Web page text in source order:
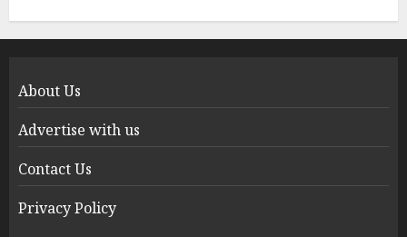
About Us
Advertise with us
Contact Us
Privacy Policy